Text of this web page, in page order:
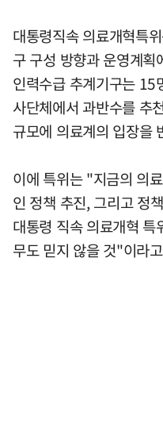
대통령직속 의료개혁특
구 구성 방향과 운영계
인력수급 추계기구는 15
사단체에서 과반수를 추
규모에 의료계의 입장을
이에 특위는 "지금의 의
인 정책 추진, 그리고 정
대통령 직속 의료개혁
무도 믿지 않을 것"이라